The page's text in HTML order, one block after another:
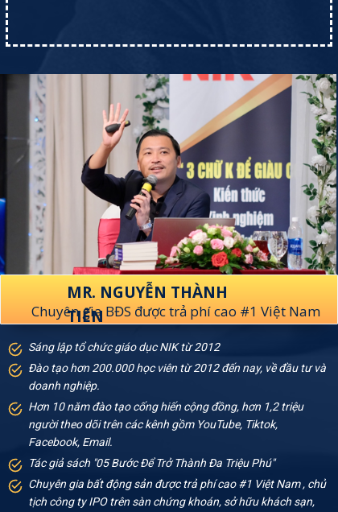
MR. NGUYỄN THÀNH
TIẾN
Chuyên gia BĐS được trả phí cao #1 Việt Nam
Sáng lập tổ chức giáo dục NIK từ 2012
Đào tạo hơn 200.000 học viên từ 2012 đến nay, về đầu tư và
doanh nghiệp.
Hơn 10 năm đào tạo cống hiến cộng đồng, hơn 1,2 triệu
người theo dõi trên các kênh gồm YouTube, Tiktok,
Facebook, Email.
Tác giả sách "05 Bước Để Trở Thành Đa Triệu Phú"
Chuyên gia bất động sản được trả phí cao #1 Việt Nam , chủ
tịch công ty IPO trên sàn chứng khoán, sở hữu khách sạn,